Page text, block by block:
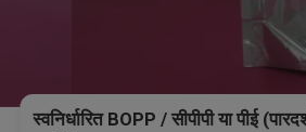
स्वनिर्धारित BOPP / सीपीपी या पीई